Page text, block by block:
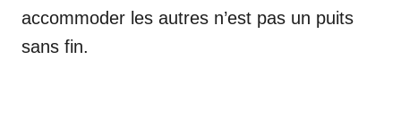
accommoder les autres n’est pas un puits
sans fin.